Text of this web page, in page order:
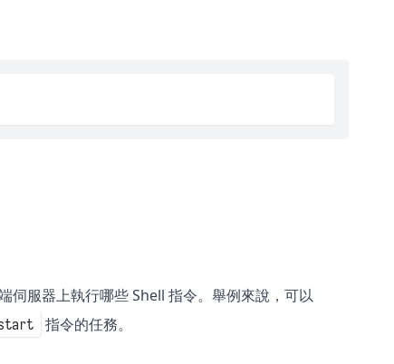
伺服器上執行哪些 Shell 指令。舉例來說，可以
指令的任務。